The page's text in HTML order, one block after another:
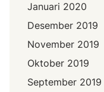
Januari 2020
Desember 2019
November 2019
Oktober 2019
September 2019